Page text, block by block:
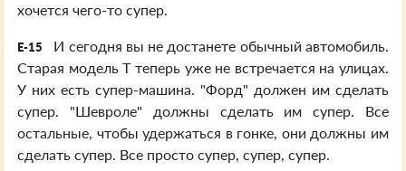
хочется чего-то супер.
E-15
И сегодня вы не достанете обычный автомобиль.
Старая модель Т теперь уже не встречается на улицах.
У них есть супер-машина. "Форд" должен им сделать
супер. "Шевроле" должны сделать им супер. Все
остальные, чтобы удержаться в гонке, они должны им
сделать супер. Все просто супер, супер, супер.